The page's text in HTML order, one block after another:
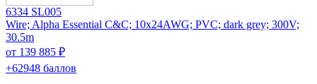
6334 SL005
Wire; Alpha Essential C&C; 10x24AWG; PVC; dark grey; 300V;
30.5m
от 139 885 ₽
+62948 баллов